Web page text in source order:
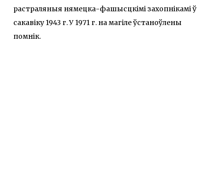
растраляныя нямецка-фашысцкімі захопнікамі ў
сакавіку 1943 г. У 1971 г. на магіле ўстаноўлены
помнік.